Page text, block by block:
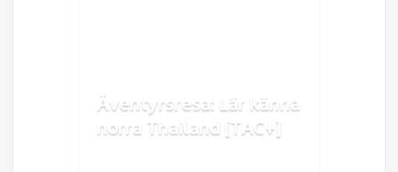
Äventyrsresa: Lär känna
norra Thailand [TAC+]